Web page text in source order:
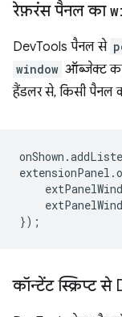
रेफ़रंस पैनल का
DevTools पैनल से
window ऑब्जेक्ट का
हैंडलर से, किसी पैनल
onShown .
extensionPanel .
});
कॉन्टेंट स्क्रिप्ट से